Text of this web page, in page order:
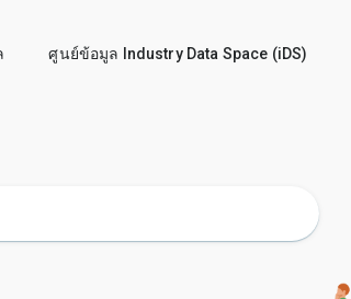
ศูนย์ข้อมูล Industry Data Space (iDS)